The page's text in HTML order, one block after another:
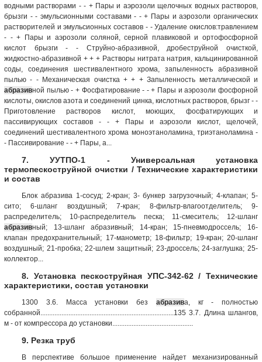
водными растворами - - + Пары и аэрозоли щелочных водных растворов,
брызги - - эмульсионными составами - - + Пары и аэрозоли органических
растворителей и эмульсионных составов - - Удаление окислов:травлением
- - + Пары и аэрозоли соляной, серной плавиковой и ортофосфорной
кислот брызги - - Струйно-абразивной, дробеструйной очисткой,
жидкостно-абразивной + + + Растворы нитрата натрия, кальцинированной
соды, соединения шестивалентного хрома, запыленность абразивной
пылью - - Механическая очистка + + + Запыленность металлической и
абразивной пылью - + Фосфатирование - - + Пары и аэрозоли фосфорной
кислоты, окислов азота и соединений цинка, кислотных растворов, брызг - -
Приготовление растворов кислот, моющих, фосфатирующих и
пассивирующих составов - - + Пары и аэрозоли кислот, щелочей,
соединений шестивалентного хрома моноэтаноламина, триэтаноламина -
- Пассивирование - - + Пары, а...
7. УУТПО-1 - Универсальная установка
термопескоструйной очистки / Технические характеристики
и состав
Блок абразива 1-сосуд; 2-кран; 3- бункер загрузочный; 4-клапан; 5-
сито; 6-шланг воздушный; 7-кран; 8-фильтр-влагоотделитель; 9-
распределитель; 10-распределитель песка; 11-смеситель; 12-шланг
абразивный; 13-шланг абразивный; 14-кран; 15-пневмодроссель; 16-
клапан предохранительный; 17-манометр; 18-фильтр; 19-кран; 20-шланг
воздушный; 21-пробка; 22-шлем защитный; 23-дроссель; 24-заглушка; 25-
коллектор...
8. Установка пескоструйная УПС-342-62 / Технические
характеристики, состав установки
1300 3.6. Масса установки без абразива, кг - полностью
собранной............................................................................135 3.7. Длина шлангов,
м - от компрессора до установки..............................................
9. Резка труб
В перспективе большое применение найдет механизированный